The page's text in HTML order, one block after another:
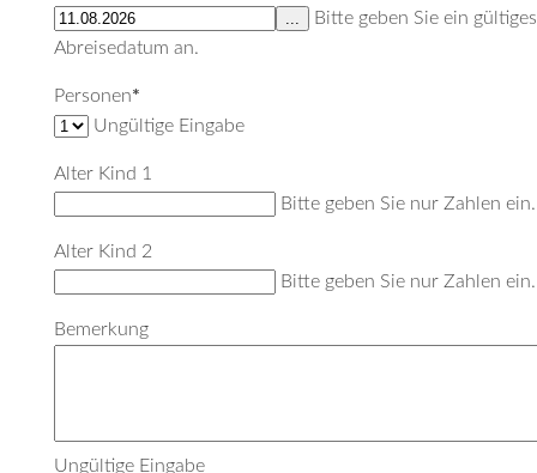
Bitte geben Sie ein gültiges
Abreisedatum an.
Personen*
Ungültige Eingabe
Alter Kind 1
Bitte geben Sie nur Zahlen ein.
Alter Kind 2
Bitte geben Sie nur Zahlen ein.
Bemerkung
Ungültige Eingabe